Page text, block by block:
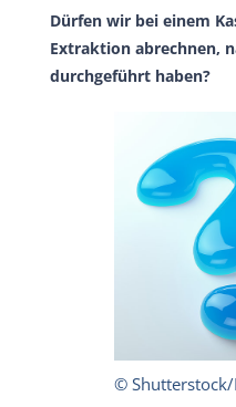
Dürfen wir bei einem
Extraktion abrechnen,
durchgeführt haben?
©